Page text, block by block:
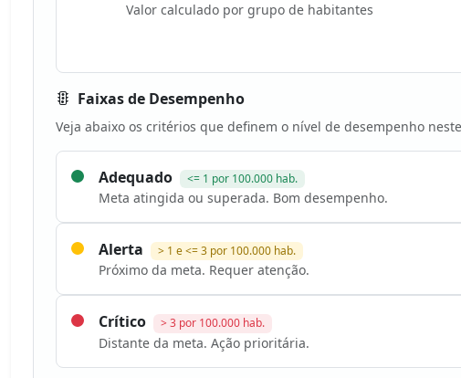
Valor calculado por grupo de habitantes
Faixas de Desempenho
Veja abaixo os critérios que definem o nível de desempenho
Adequado <= 1 por 100.000 hab.
Meta atingida ou superada. Bom desempenho.
Alerta > 1 e <= 3 por 100.000 hab.
Próximo da meta. Requer atenção.
Crítico > 3 por 100.000 hab.
Distante da meta. Ação prioritária.